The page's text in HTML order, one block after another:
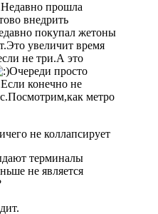
прошла
внедрить
покупал жетоны
увеличит время
не три.А это
Очереди просто
конечно не
метро
не коллапсирует
терминалы
не является